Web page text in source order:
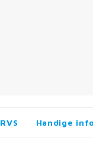
RVS Handige info